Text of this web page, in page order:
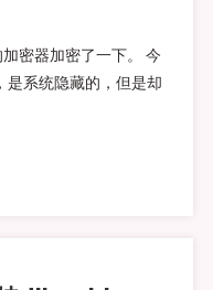
密器加密了一下。 今
是系统隐藏的，但是却